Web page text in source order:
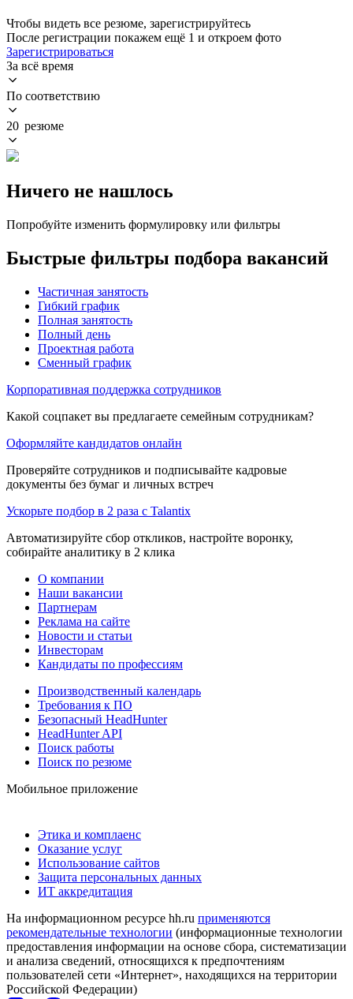
Чтобы видеть все резюме, зарегистрируйтесь
После регистрации покажем ещё 1 и откроем фото
Зарегистрироваться
За всё время
По соответствию
20 резюме
Ничего не нашлось
Попробуйте изменить формулировку или фильтры
Быстрые фильтры подбора вакансий
Частичная занятость
Гибкий график
Полная занятость
Полный день
Проектная работа
Сменный график
Корпоративная поддержка сотрудников
Какой соцпакет вы предлагаете семейным сотрудникам?
Оформляйте кандидатов онлайн
Проверяйте сотрудников и подписывайте кадровые
документы без бумаг и личных встреч
Ускорьте подбор в 2 раза с Talantix
Автоматизируйте сбор откликов, настройте воронку,
собирайте аналитику в 2 клика
О компании
Наши вакансии
Партнерам
Реклама на сайте
Новости и статьи
Инвесторам
Кандидаты по профессиям
Производственный календарь
Требования к ПО
Безопасный HeadHunter
HeadHunter API
Поиск работы
Поиск по резюме
Мобильное приложение
Этика и комплаенс
Оказание услуг
Использование сайтов
Защита персональных данных
ИТ аккредитация
На информационном ресурсе hh.ru применяются
рекомендательные технологии (информационные технологии
предоставления информации на основе сбора, систематизации
и анализа сведений, относящихся к предпочтениям
пользователей сети «Интернет», находящихся на территории
Российской Федерации)